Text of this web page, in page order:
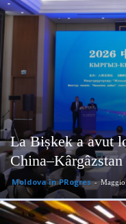
La Bișkek a avut
China–Kârgâzstan
Moldova în PRogres -